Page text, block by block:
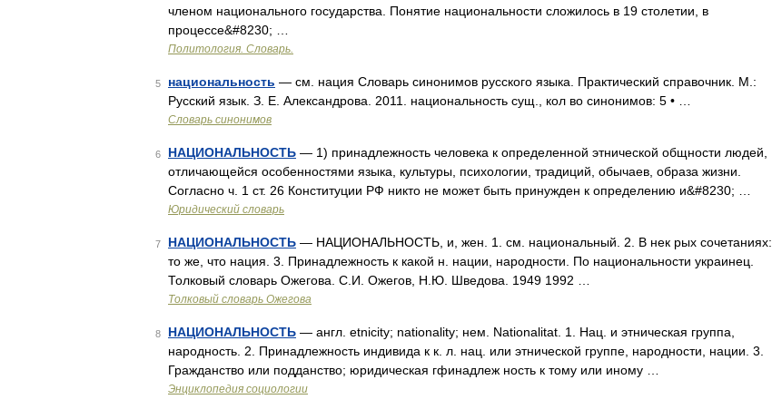
членом национального государства. Понятие национальности сложилось в 19 столетии, в
процессе&#8230; …
Политология. Словарь.
5 национальность — см. нация Словарь синонимов русского языка. Практический справочник. М.:
Русский язык. З. Е. Александрова. 2011. национальность сущ., кол во синонимов: 5 • …
Словарь синонимов
6 НАЦИОНАЛЬНОСТЬ — 1) принадлежность человека к определенной этнической общности людей,
отличающейся особенностями языка, культуры, психологии, традиций, обычаев, образа жизни.
Согласно ч. 1 ст. 26 Конституции РФ никто не может быть принужден к определению и&#8230; …
Юридический словарь
7 НАЦИОНАЛЬНОСТЬ — НАЦИОНАЛЬНОСТЬ, и, жен. 1. см. национальный. 2. В нек рых сочетаниях:
то же, что нация. 3. Принадлежность к какой н. нации, народности. По национальности украинец.
Толковый словарь Ожегова. С.И. Ожегов, Н.Ю. Шведова. 1949 1992 …
Толковый словарь Ожегова
8 НАЦИОНАЛЬНОСТЬ — англ. etnicity; nationality; нем. Nationalitat. 1. Нац. и этническая группа,
народность. 2. Принадлежность индивида к к. л. нац. или этнической группе, народности, нации. 3.
Гражданство или подданство; юридическая гфинадлеж ность к тому или иному …
Энциклопедия социологии